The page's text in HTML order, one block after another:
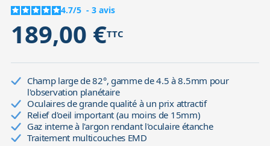
4.7/5 - 3 avis
189,00 €TTC
Champ large de 82°, gamme de 4.5 à 8.5mm pour
l'observation planétaire
Oculaires de grande qualité à un prix attractif
Relief d'oeil important (au moins de 15mm)
Gaz interne à l'argon rendant l'oculaire étanche
Traitement multicouches EMD